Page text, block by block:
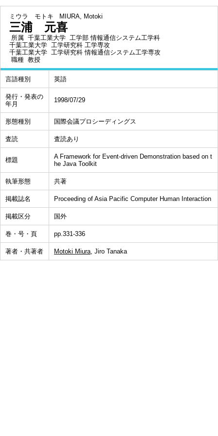
ミウラ モトキ MIURA, Motoki
三浦 元喜
所属 千葉工業大学 工学部 情報通信システム工学科
千葉工業大学 工学研究科 工学専攻
千葉工業大学 工学研究科 情報通信システム工学専攻
職種 教授
言語種別 英語
発行・発表の
年月
1998/07/29
形態種別 国際会議プロシーディングス
査読 査読あり
標題
A Framework for Event-driven Demonstration based on t
he Java Toolkit
執筆形態 共著
掲載誌名 Proceeding of Asia Pacific Computer Human Interaction
掲載区分 国外
巻・号・頁 pp.331-336
著者・共著者 Motoki Miura, Jiro Tanaka